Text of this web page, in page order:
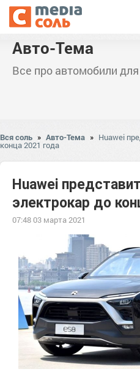
Авто-Тема
Все про автомобили
Вся соль » Авто-Тема » Huawei
конца 2021 года
Huawei
электрокар до
07:48 03 марта 2021